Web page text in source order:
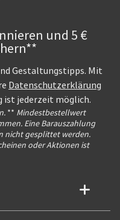
und 5 €
Gestaltungstipps. Mit
Datenschutzerklärung
ist jederzeit möglich.
** Mindestbestellwert
Eine Barauszahlung
nicht gesplittet werden.
oder Aktionen ist